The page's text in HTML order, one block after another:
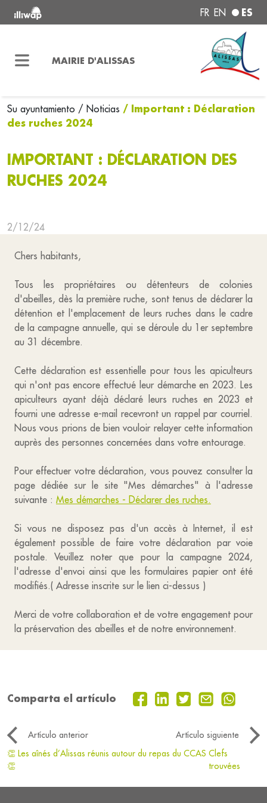
FR EN ES
MAIRIE D'ALISSAS
Su ayuntamiento / Noticias / Important : Déclaration
des ruches 2024
IMPORTANT : DÉCLARATION DES
RUCHES 2024
2/12/24
Chers habitants,
Tous les propriétaires ou détenteurs de colonies
d'abeilles, dès la première ruche, sont tenus de déclarer la
détention et l'emplacement de leurs ruches dans le cadre
de la campagne annuelle, qui se déroule du 1er septembre
au 31 décembre.
Cette déclaration est essentielle pour tous les apiculteurs
qui n'ont pas encore effectué leur démarche en 2023. Les
apiculteurs ayant déjà déclaré leurs ruches en 2023 et
fourni une adresse e-mail recevront un rappel par courriel.
Nous vous prions de bien vouloir relayer cette information
auprès des personnes concernées dans votre entourage.
Pour effectuer votre déclaration, vous pouvez consulter la
page dédiée sur le site "Mes démarches" à l'adresse
suivante : Mes démarches - Déclarer des ruches.
Si vous ne disposez pas d'un accès à Internet, il est
également possible de faire votre déclaration par voie
postale. Veuillez noter que pour la campagne 2024,
l'adresse d'envoi ainsi que les formulaires papier ont été
modifiés.( Adresse inscrite sur le lien ci-dessus )
Merci de votre collaboration et de votre engagement pour
la préservation des abeilles et de notre environnement.
Comparta el artículo
Artículo anterior
Artículo siguiente
👏 Les aînés d’Alissas réunis autour du repas du CCAS
👏
Clefs
trouvées